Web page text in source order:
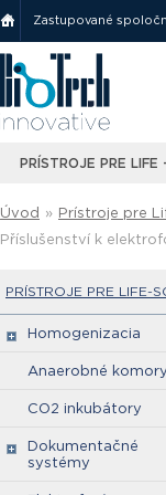
Zastupované
PRÍSTROJE PRE LIFE
Úvod » Prístroje pre
Příslušenství k
PRÍSTROJE PRE LIFE-
Homogenizacia
Anaerobné komory
CO2 inkubátory
Dokumentačné
systémy